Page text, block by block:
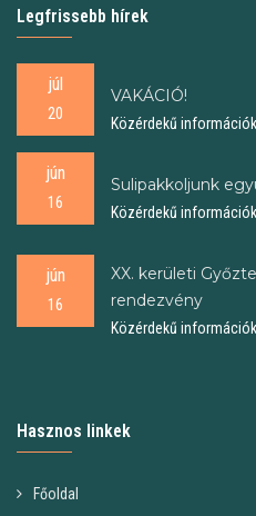
Legfrissebb hírek
júl
20
VAKÁCIÓ!
Közérdekű információk
jún
16
Sulipakkoljunk
Közérdekű információk
jún
16
XX. kerületi
rendezvény
Közérdekű információk
Hasznos linkek
Főoldal